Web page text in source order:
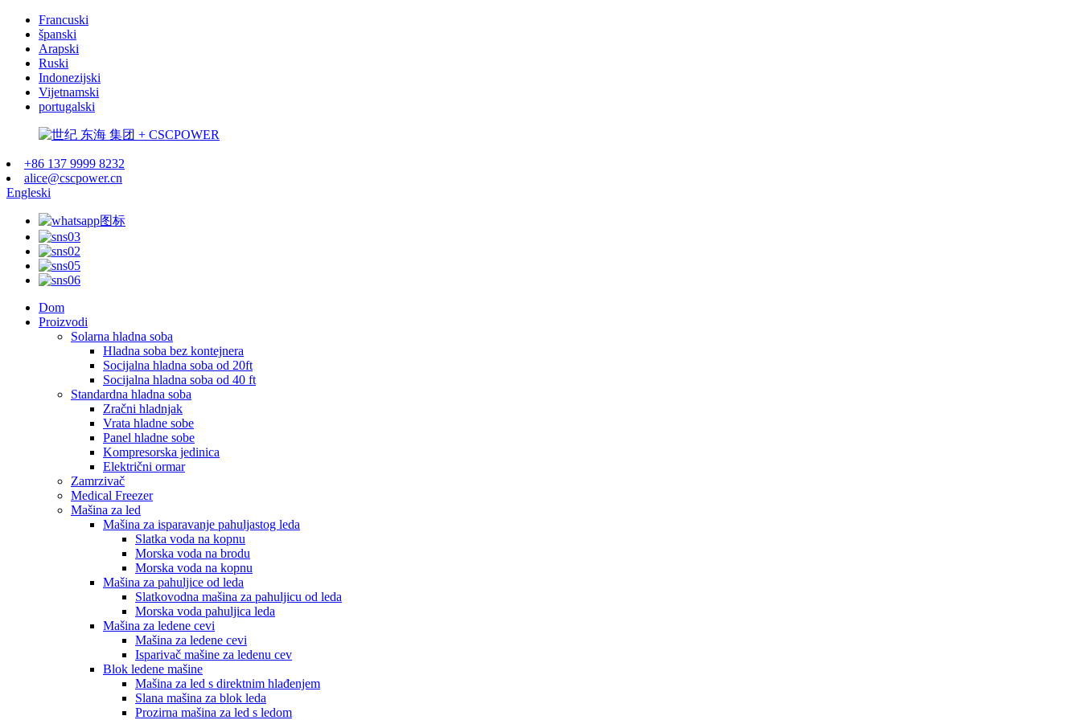
Francuski
španski
Arapski
Ruski
Indonezijski
Vijetnamski
portugalski
+86 137 9999 8232
alice@cscpower.cn
Engleski
Dom
Proizvodi
Solarna hladna soba
Hladna soba bez kontejnera
Socijalna hladna soba od 20ft
Socijalna hladna soba od 40 ft
Standardna hladna soba
Zračni hladnjak
Vrata hladne sobe
Panel hladne sobe
Kompresorska jedinica
Električni ormar
Zamrzivač
Medical Freezer
Mašina za led
Mašina za isparavanje pahuljastog leda
Slatka voda na kopnu
Morska voda na brodu
Morska voda na kopnu
Mašina za pahuljice od leda
Slatkovodna mašina za pahuljicu od leda
Morska voda pahuljica leda
Mašina za ledene cevi
Mašina za ledene cevi
Isparivač mašine za ledenu cev
Blok ledene mašine
Mašina za led s direktnim hlađenjem
Slana mašina za blok leda
Prozirna mašina za led s ledom